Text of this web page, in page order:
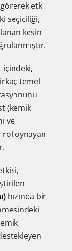
etki
seçiciliği,
kesin
içindeki,
temel
(kemik
ve
oynayan
hızında bir